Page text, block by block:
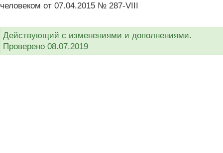
человеком от 07.04.2015 № 287-VIII
Действующий с изменениями и дополнениями.
Проверено 08.07.2019